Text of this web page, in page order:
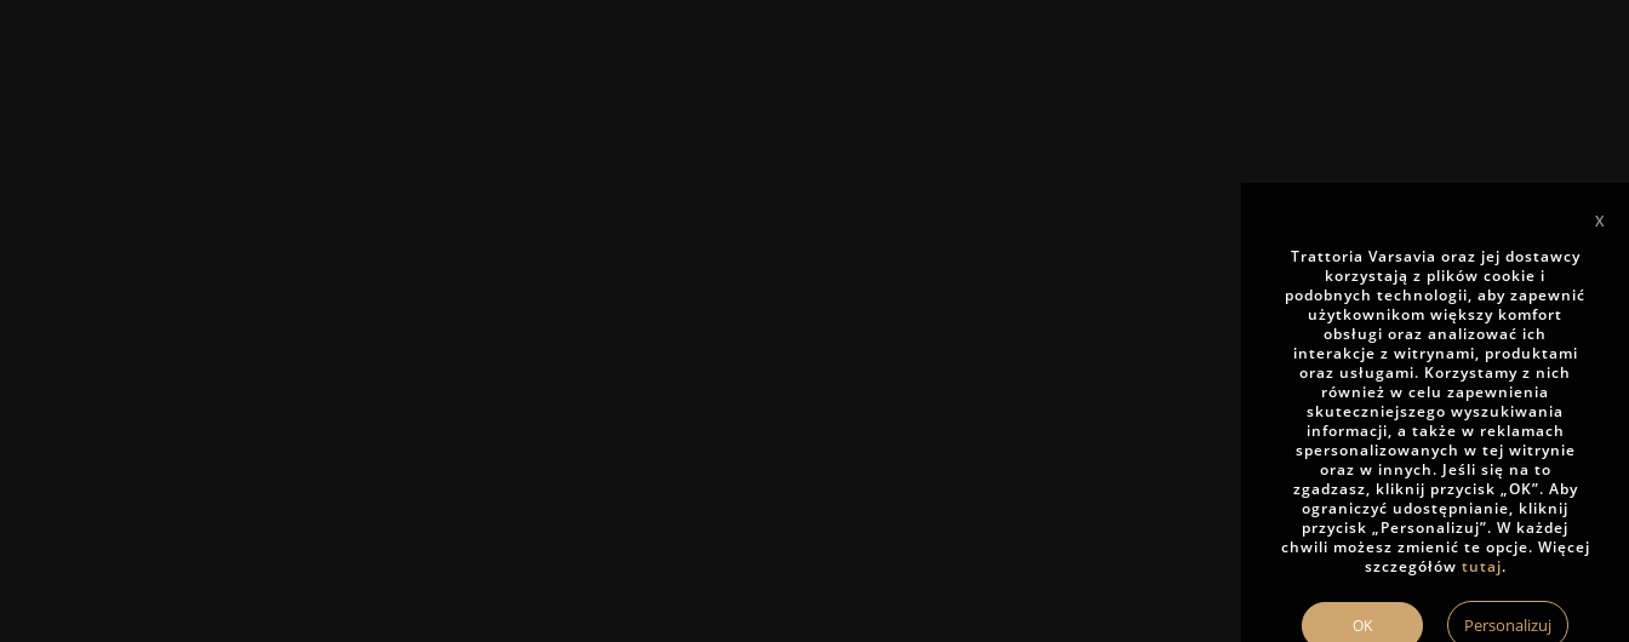
X
Trattoria Varsavia oraz jej dostawcy
korzystają z plików cookie i
podobnych technologii, aby zapewnić
użytkownikom większy komfort
obsługi oraz analizować ich
interakcje z witrynami, produktami
oraz usługami. Korzystamy z nich
również w celu zapewnienia
skuteczniejszego wyszukiwania
informacji, a także w reklamach
spersonalizowanych w tej witrynie
oraz w innych. Jeśli się na to
zgadzasz, kliknij przycisk „OK”. Aby
ograniczyć udostępnianie, kliknij
przycisk „Personalizuj”. W każdej
chwili możesz zmienić te opcje. Więcej
szczegółów tutaj.
OK Personalizuj